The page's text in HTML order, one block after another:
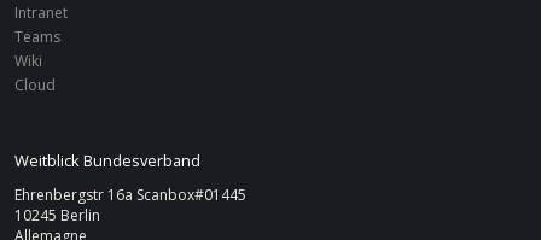
Intranet
Teams
Wiki
Cloud
Weitblick Bundesverband
Ehrenbergstr 16a Scanbox#01445
10245 Berlin